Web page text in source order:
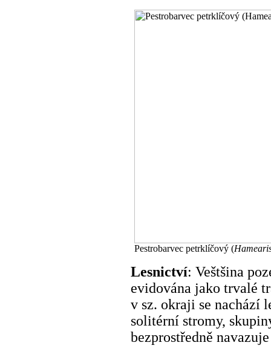
Pestrobarvec petrklíčový (
Lesnictví: Veštšina
evidována jako trvalé
v sz. okraji se nachází
solitérní stromy,
bezprostředně